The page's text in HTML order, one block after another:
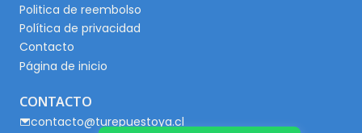
Politica de reembolso
Política de privacidad
Contacto
Página de inicio
CONTACTO
contacto@turepuestoya.cl